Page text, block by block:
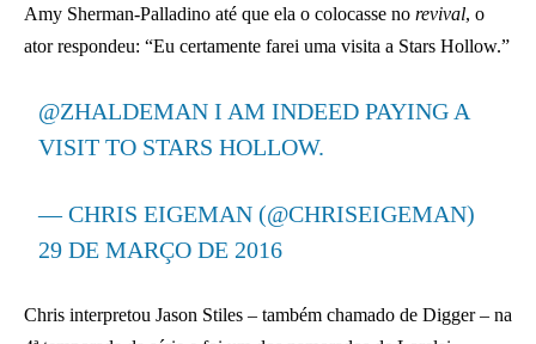
Amy Sherman-Palladino até que ela o colocasse no revival, o
ator respondeu: “Eu certamente farei uma visita a Stars Hollow.”
@ZHALDEMAN I AM INDEED PAYING A
VISIT TO STARS HOLLOW.
— CHRIS EIGEMAN (@CHRISEIGEMAN)
29 DE MARÇO DE 2016
Chris interpretou Jason Stiles – também chamado de Digger – na